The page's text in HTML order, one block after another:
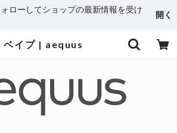
ローしてショップの最新情報を受け
開く
ベイプ | aequus